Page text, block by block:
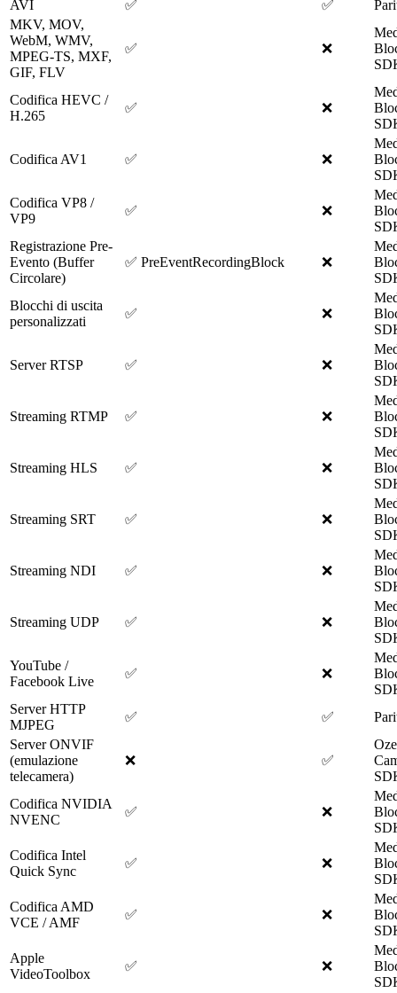
AVI ✅ ✅
MKV, MOV,
WebM, WMV,
MPEG-TS, MXF,
GIF, FLV
✅ ❌
Codifica HEVC /
H.265
✅ ❌
Codifica AV1 ✅ ❌
Codifica VP8 /
VP9
✅ ❌
Registrazione Pre-
Evento (Buffer
Circolare)
✅ PreEventRecordingBlock ❌
Blocchi di uscita
personalizzati
✅ ❌
Server RTSP ✅ ❌
Streaming RTMP ✅ ❌
Streaming HLS ✅ ❌
Streaming SRT ✅ ❌
Streaming NDI ✅ ❌
Streaming UDP ✅ ❌
YouTube /
Facebook Live
✅ ❌
Server HTTP
MJPEG
✅ ✅
Server ONVIF
(emulazione
telecamera)
❌ ✅
Codifica NVIDIA
NVENC
✅ ❌
Codifica Intel
Quick Sync
✅ ❌
Codifica AMD
VCE / AMF
✅ ❌
Apple
VideoToolbox
✅ ❌